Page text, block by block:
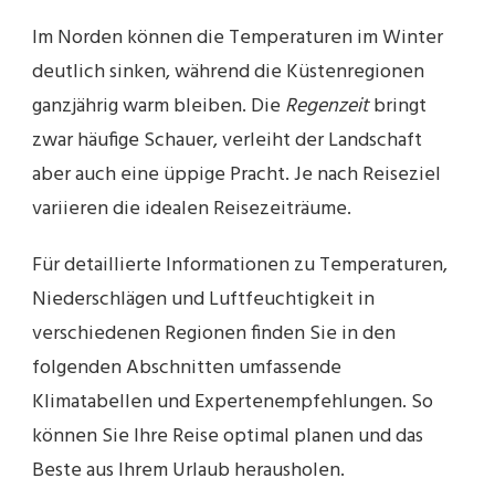
Im Norden können die Temperaturen im Winter
deutlich sinken, während die Küstenregionen
ganzjährig warm bleiben. Die Regenzeitbringt
zwar häufige Schauer, verleiht der Landschaft
aber auch eine üppige Pracht. Je nach Reiseziel
variieren die idealen Reisezeiträume.
Für detaillierte Informationen zu Temperaturen,
Niederschlägen und Luftfeuchtigkeit in
verschiedenen Regionen finden Sie in den
folgenden Abschnitten umfassende
Klimatabellen und Expertenempfehlungen. So
können Sie Ihre Reise optimal planen und das
Beste aus Ihrem Urlaub herausholen.